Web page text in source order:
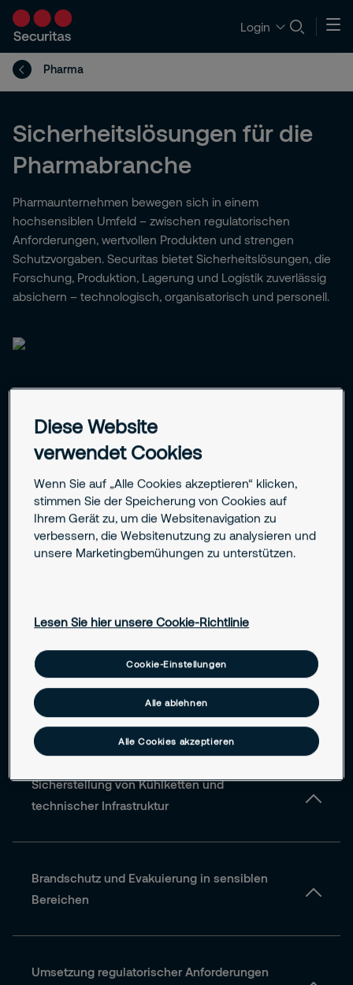
Login
Pharma
Sicherheitslösungen für die
Pharmabranche
Pharmaunternehmen bewegen sich in einem
hochsensiblen Umfeld – zwischen regulatorischen
Anforderungen, wertvollen Produkten und strengen
Schutzvorgaben. Securitas bietet Sicherheitslösungen, die
Forschung, Produktion, Lagerung und Logistik zuverlässig
absichern – technologisch, organisatorisch und personell.
Ihre Herausforderungen in der Branche
Hohe Werte, strenge Auflagen und
sensible Umgebungen
Die Pharmabranche muss Sicherheit und Compliance
vereinen – vom Labor bis zum Lkw. Securitas kennt die
branchentypischen Risiken und bietet passende
Zutrittskontrolle für Labor, Lager und
Diebstahl und Wirtschaftsspionage
Sicherstellung von Kühlketten und
technischer Infrastruktur
Brandschutz und Evakuierung in sensiblen
Bereichen
Umsetzung regulatorischer Anforderungen
Diese Website
verwendet Cookies
Wenn Sie auf „Alle Cookies akzeptieren“ klicken,
stimmen Sie der Speicherung von Cookies auf
Ihrem Gerät zu, um die Websitenavigation zu
verbessern, die Websitenutzung zu analysieren und
unsere Marketingbemühungen zu unterstützen.
Lesen Sie hier unsere Cookie-Richtlinie
Cookie-Einstellungen
Alle ablehnen
Alle Cookies akzeptieren